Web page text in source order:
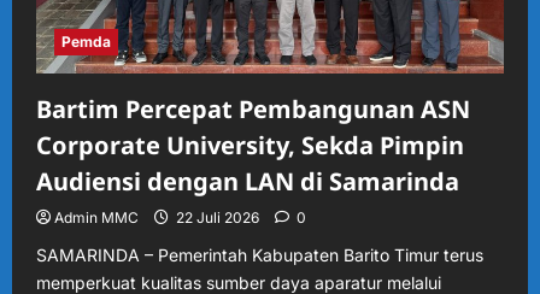
Pemda
Bartim Percepat Pembangunan ASN
Corporate University, Sekda Pimpin
Audiensi dengan LAN di Samarinda
Admin MMC 22 Juli 2026 0
SAMARINDA – Pemerintah Kabupaten Barito Timur terus
memperkuat kualitas sumber daya aparatur melalui